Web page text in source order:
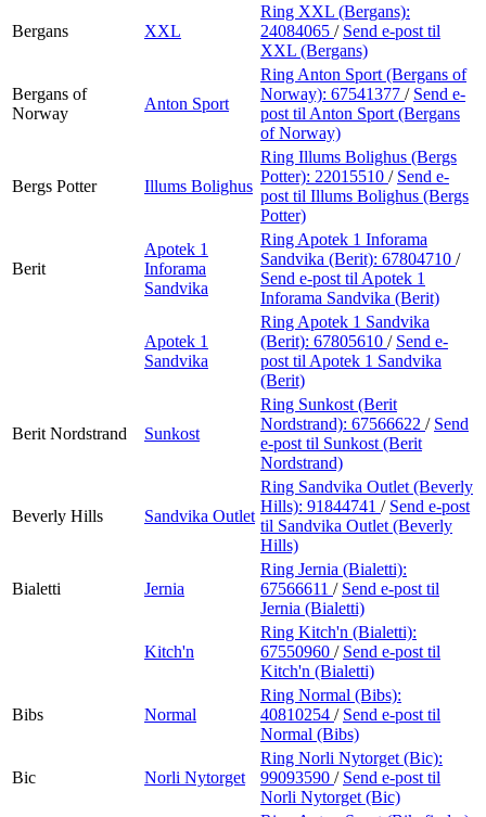
Bergans XXL
Ring XXL (Bergans):
24084065 / Send e-post til
XXL (Bergans)
Bergans of
Norway
Anton Sport
Ring Anton Sport (Bergans of
Norway): 67541377 / Send e-
post til Anton Sport (Bergans
of Norway)
Bergs Potter Illums Bolighus
Ring Illums Bolighus (Bergs
Potter): 22015510 / Send e-
post til Illums Bolighus (Bergs
Potter)
Berit
Apotek 1
Inforama
Sandvika
Ring Apotek 1 Inforama
Sandvika (Berit): 67804710 /
Send e-post til Apotek 1
Inforama Sandvika (Berit)
Apotek 1
Sandvika
Ring Apotek 1 Sandvika
(Berit): 67805610 / Send e-
post til Apotek 1 Sandvika
(Berit)
Berit Nordstrand Sunkost
Ring Sunkost (Berit
Nordstrand): 67566622 / Send
e-post til Sunkost (Berit
Nordstrand)
Beverly Hills Sandvika Outlet
Ring Sandvika Outlet (Beverly
Hills): 91844741 / Send e-post
til Sandvika Outlet (Beverly
Hills)
Bialetti Jernia
Ring Jernia (Bialetti):
67566611 / Send e-post til
Jernia (Bialetti)
Kitch'n
Ring Kitch'n (Bialetti):
67550960 / Send e-post til
Kitch'n (Bialetti)
Bibs Normal
Ring Normal (Bibs):
40810254 / Send e-post til
Normal (Bibs)
Bic Norli Nytorget
Ring Norli Nytorget (Bic):
99093590 / Send e-post til
Norli Nytorget (Bic)